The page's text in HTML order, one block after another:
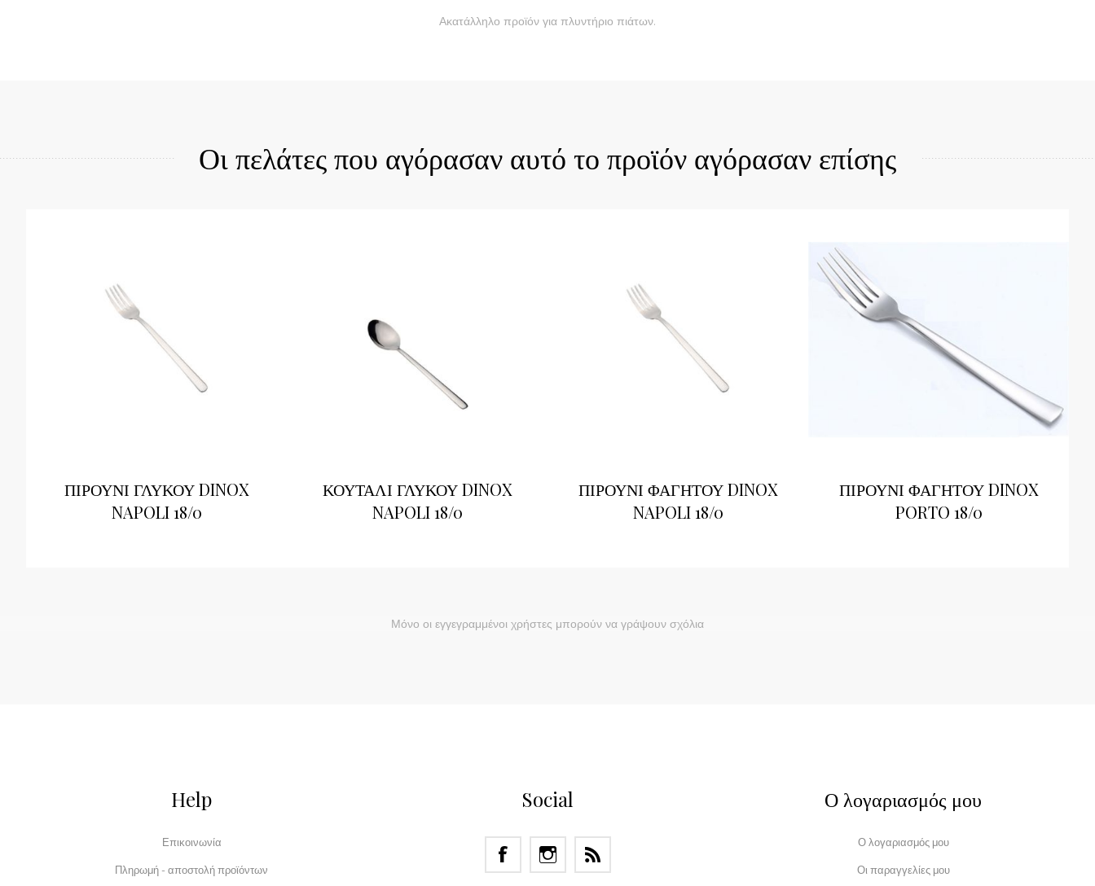
Ακατάλληλο προϊόν για πλυντήριο πιάτων.
Οι πελάτες που αγόρασαν αυτό το προϊόν αγόρασαν επίσης
ΠΙΡΟΥΝΙ ΓΛΥΚΟΥ DINOX
NAPOLI 18/0
ΚΟΥΤΑΛΙ ΓΛΥΚΟΥ DINOX
NAPOLI 18/0
ΠΙΡΟΥΝΙ ΦΑΓΗΤΟΥ DINOX
NAPOLI 18/0
ΠΙΡΟΥΝΙ ΦΑΓΗΤΟΥ DINOX
PORTO 18/0
Μόνο οι εγγεγραμμένοι χρήστες μπορούν να γράψουν σχόλια
Help
Επικοινωνία
Πληρωμή - αποστολή προϊόντων
Social Ο λογαριασμός μου
Ο λογαριασμός μου
Οι παραγγελίες μου